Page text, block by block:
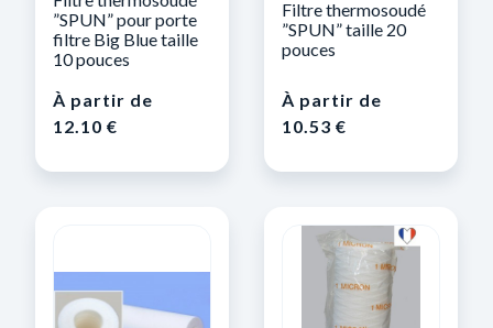
”SPUN” pour porte
filtre Big Blue taille
10 pouces
À partir de
12.10 €
Filtre thermosoudé
”SPUN” taille 20
pouces
À partir de
10.53 €